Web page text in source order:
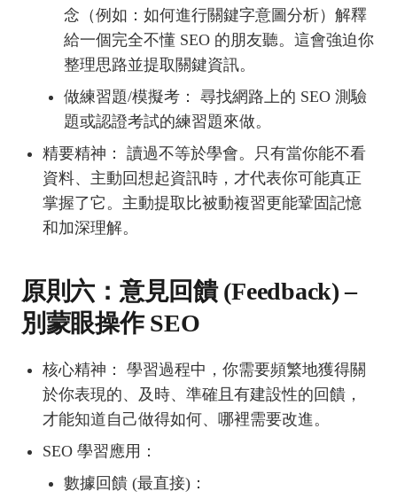
念（例如：如何進行關鍵字意圖分析）解釋
給一個完全不懂 SEO 的朋友聽。這會強迫你
整理思路並提取關鍵資訊。
做練習題/模擬考： 尋找網路上的 SEO 測驗
題或認證考試的練習題來做。
精要精神： 讀過不等於學會。只有當你能不看
資料、主動回想起資訊時，才代表你可能真正
掌握了它。主動提取比被動複習更能鞏固記憶
和加深理解。
原則六：意見回饋 (Feedback) –
別蒙眼操作 SEO
核心精神： 學習過程中，你需要頻繁地獲得關
於你表現的、及時、準確且有建設性的回饋，
才能知道自己做得如何、哪裡需要改進。
SEO 學習應用：
數據回饋 (最直接)：